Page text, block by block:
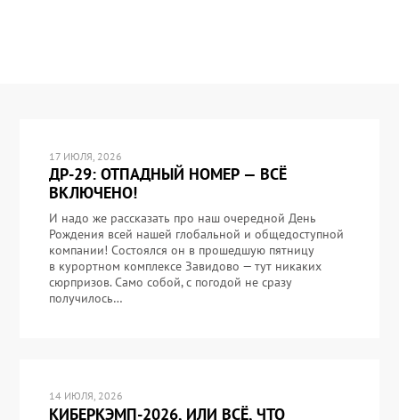
17 ИЮЛЯ, 2026
ДР-29: ОТПАДНЫЙ НОМЕР — ВСЁ
ВКЛЮЧЕНО!
И надо же рассказать про наш очередной День
Рождения всей нашей глобальной и общедоступной
компании! Состоялся он в прошедшую пятницу
в курортном комплексе Завидово — тут никаких
сюрпризов. Само собой, с погодой не сразу
получилось…
14 ИЮЛЯ, 2026
КИБЕРКЭМП-2026, ИЛИ ВСЁ, ЧТО